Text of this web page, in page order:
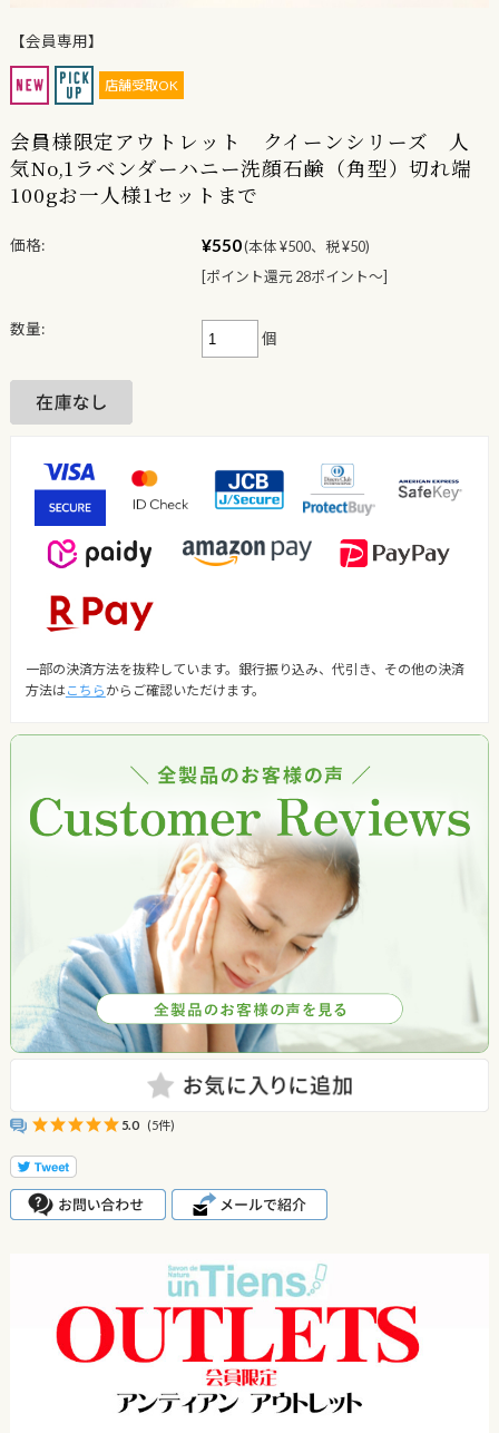
【会員専用】
店舗受取OK
会員様限定アウトレット クイーンシリーズ 人
気No,1ラベンダーハニー洗顔石鹸（角型）切れ端
100gお一人様1セットまで
価格: ¥550(本体 ¥500、税 ¥50)
[ポイント還元 28ポイント〜]
数量:
個
一部の決済方法を抜粋しています。銀行振り込み、代引き、その他の決済
方法は こちら からご確認いただけます。
5.0 (5件)